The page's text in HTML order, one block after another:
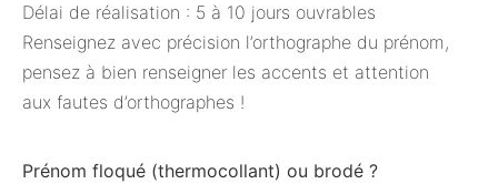
Délai de réalisation : 5 à 10 jours ouvrables
Renseignez avec précision l’orthographe du prénom,
pensez à bien renseigner les accents et attention
aux fautes d’orthographes !
Prénom floqué (thermocollant) ou brodé ?